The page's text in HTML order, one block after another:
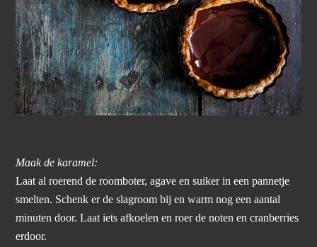
Maak de karamel:
Laat al roerend de roomboter, agave en suiker in een pannetje
smelten. Schenk er de slagroom bij en warm nog een aantal
minuten door. Laat iets afkoelen en roer de noten en cranberries
erdoor.